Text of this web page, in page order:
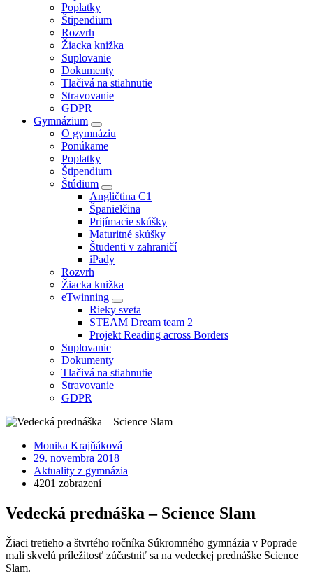
Poplatky
Štipendium
Rozvrh
Žiacka knižka
Suplovanie
Dokumenty
Tlačivá na stiahnutie
Stravovanie
GDPR
Gymnázium
O gymnáziu
Ponúkame
Poplatky
Štipendium
Štúdium
Angličtina C1
Španielčina
Prijímacie skúšky
Maturitné skúšky
Študenti v zahraničí
iPady
Rozvrh
Žiacka knižka
eTwinning
Rieky sveta
STEAM Dream team 2
Projekt Reading across Borders
Suplovanie
Dokumenty
Tlačivá na stiahnutie
Stravovanie
GDPR
Monika Krajňáková
29. novembra 2018
Aktuality z gymnázia
4201 zobrazení
Vedecká prednáška – Science Slam
Žiaci tretieho a štvrtého ročníka Súkromného gymnázia v Poprade
mali skvelú príležitosť zúčastniť sa na vedeckej prednáške Science
Slam.